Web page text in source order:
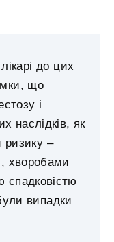
до цих
що
і
наслідків, як
ризику –
хворобами
спадковістю
випадки